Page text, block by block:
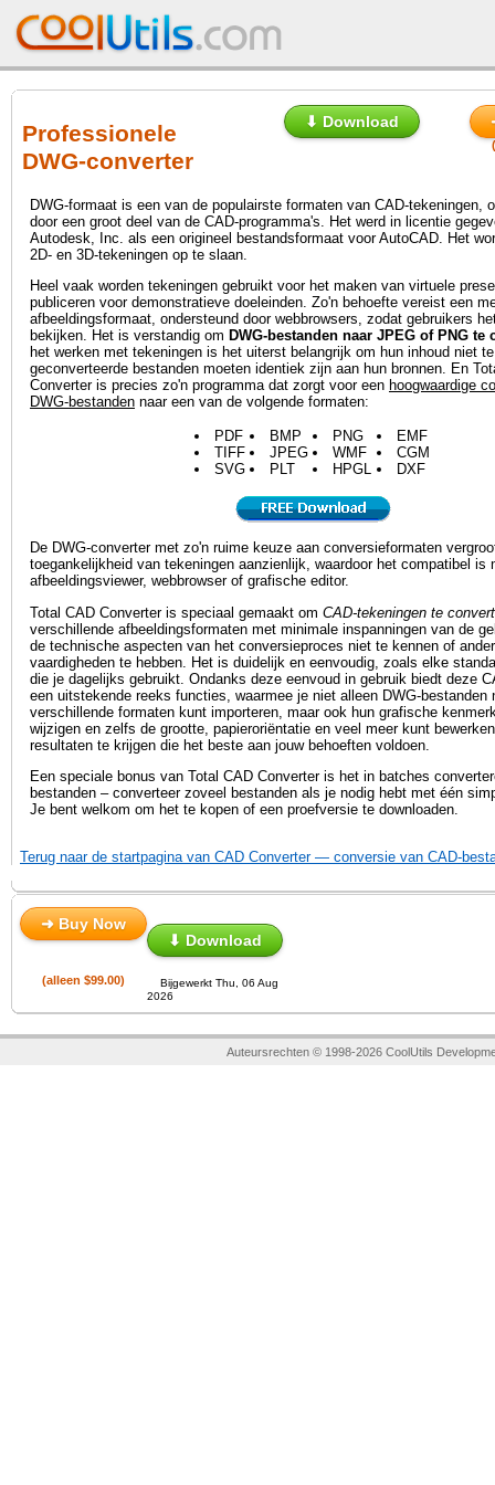
Professionele
DWG-converter
⬇ Download
DWG-formaat is een van de populairste formaten van CAD-tekeningen,
door een groot deel van de CAD-programma's. Het werd in licentie
Autodesk, Inc. als een origineel bestandsformaat voor AutoCAD. Het
2D- en 3D-tekeningen op te slaan.
Heel vaak worden tekeningen gebruikt voor het maken van virtuele
publiceren voor demonstratieve doeleinden. Zo'n behoefte vereist een
afbeeldingsformaat, ondersteund door webbrowsers, zodat gebruikers
bekijken. Het is verstandig om DWG-bestanden naar JPEG of PNG te
het werken met tekeningen is het uiterst belangrijk om hun inhoud niet
geconverteerde bestanden moeten identiek zijn aan hun bronnen. En
Converter is precies zo'n programma dat zorgt voor een hoogwaardige
DWG-bestanden naar een van de volgende formaten:
PDF
TIFF
SVG
BMP
JPEG
PLT
PNG
WMF
HPGL
EMF
CGM
DXF
De DWG-converter met zo'n ruime keuze aan conversieformaten
toegankelijkheid van tekeningen aanzienlijk, waardoor het compatibel is
afbeeldingsviewer, webbrowser of grafische editor.
Total CAD Converter is speciaal gemaakt om CAD-tekeningen te
verschillende afbeeldingsformaten met minimale inspanningen van de
de technische aspecten van het conversieproces niet te kennen of
vaardigheden te hebben. Het is duidelijk en eenvoudig, zoals elke
die je dagelijks gebruikt. Ondanks deze eenvoud in gebruik biedt deze
een uitstekende reeks functies, waarmee je niet alleen DWG-bestanden
verschillende formaten kunt importeren, maar ook hun grafische
wijzigen en zelfs de grootte, papieroriëntatie en veel meer kunt
resultaten te krijgen die het beste aan jouw behoeften voldoen.
Een speciale bonus van Total CAD Converter is het in batches
bestanden – converteer zoveel bestanden als je nodig hebt met één
Je bent welkom om het te kopen of een proefversie te downloaden.
Terug naar de startpagina van CAD Converter — conversie van CAD-
➜ Buy Now
⬇ Download
(alleen $99.00)
Bijgewerkt Thu, 06 Aug
2026
Auteursrechten © 1998-2026 CoolUtils